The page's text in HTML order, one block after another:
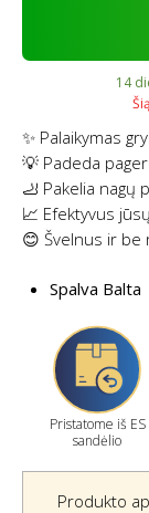
14
✨ Palaikymas
💡 Padeda
🦶 Pakelia nagų
📈 Efektyvus
😊 Švelnus ir be
Spalva Balta
Pristatome iš ES
sandėlio
Produkto